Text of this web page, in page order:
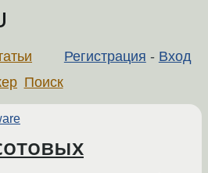
Регистрация - Вход
Поиск